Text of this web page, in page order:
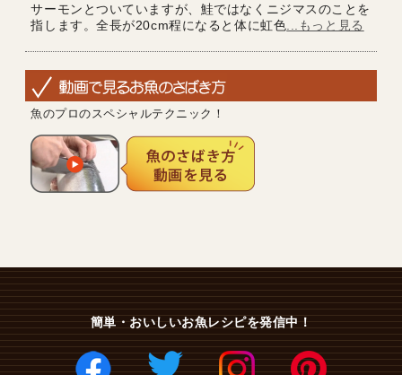
サーモンとついていますが、鮭ではなくニジマスのことを
指します。全長が20cm程になると体に虹色...もっと見る
魚のプロのスペシャルテクニック！
簡単・おいしいお魚レシピを発信中！